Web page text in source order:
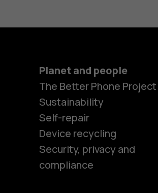
Smartphones
Planet and people
The Better Phone Project
Sustainability
Self-repair
Device recycling
Security, privacy and
compliance